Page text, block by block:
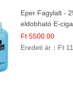
Eper Fagylalt -
eldobható E-
Desszert Íz
Ft 5500.00
Eredeti ár： Ft